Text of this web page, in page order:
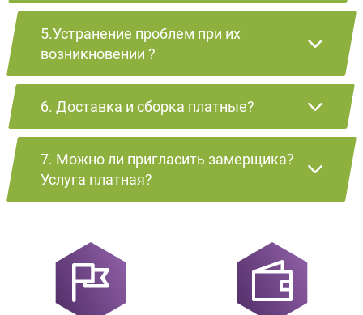
5.Устранение проблем при их
возникновении ?
6. Доставка и сборка платные?
7. Можно ли пригласить замерщика?
Услуга платная?